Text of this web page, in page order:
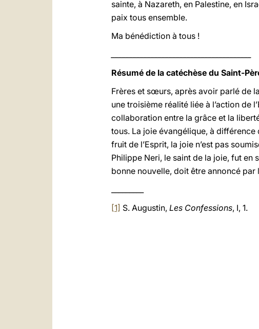
sainte, à Nazareth, en Palestine, en
paix tous ensemble.
Ma bénédiction à tous !
Résumé de la catéchèse du Saint-
Frères et sœurs, après avoir parlé de
une troisième réalité liée à l’action de
collaboration entre la grâce et la
tous. La joie évangélique, à
fruit de l’Esprit, la joie n’est pas
Philippe Neri, le saint de la joie, fut en
bonne nouvelle, doit être annoncé
[1] S. Augustin, Les Confessions, I, 1.